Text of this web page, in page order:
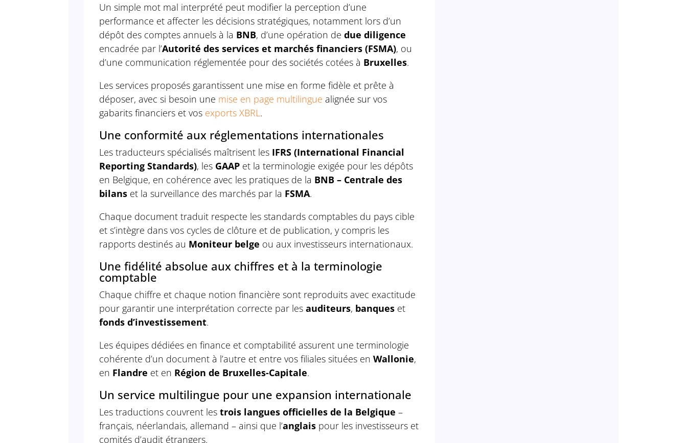
Un simple mot mal interprété peut modifier la perception d’une
performance et affecter les décisions stratégiques, notamment lors d’un
dépôt des comptes annuels à la BNB, d’une opération dedue diligence
encadrée par l’Autorité des services et marchés financiers (FSMA), ou
d’une communication réglementée pour des sociétés cotées à Bruxelles.
Les services proposés garantissent une mise en forme fidèle et prête à
déposer, avec si besoin une mise en page multilingue alignée sur vos
gabarits financiers et vos exports XBRL .
Une conformité aux réglementations internationales
Les traducteurs spécialisés maîtrisent les IFRS (International Financial
Reporting Standards), les GAAP et la terminologie exigée pour les dépôts
en Belgique, en cohérence avec les pratiques de la BNB – Centrale des
bilans et la surveillance des marchés par la FSMA.
Chaque document traduit respecte les standards comptables du pays cible
et s’intègre dans vos cycles de clôture et de publication, y compris les
rapports destinés au Moniteur belge ou aux investisseurs internationaux.
Une fidélité absolue aux chiffres et à la terminologie
comptable
Chaque chiffre et chaque notion financière sont reproduits avec exactitude
pour garantir une interprétation correcte par lesauditeurs, banques et
fonds d’investissement.
Les équipes dédiées en finance et comptabilité assurent une terminologie
cohérente d’un document à l’autre et entre vos filiales situées enWallonie,
en Flandre et en Région de Bruxelles-Capitale.
Un service multilingue pour une expansion internationale
Les traductions couvrent lestrois langues officielles de la Belgique –
français, néerlandais, allemand – ainsi que l’anglais pour les investisseurs et
comités d’audit étrangers.